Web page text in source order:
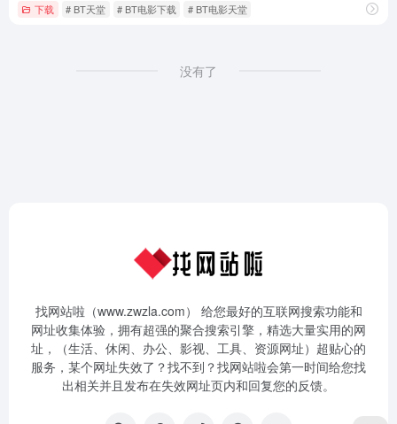
下载 # BT天堂 # BT电影下载 # BT电影天堂
没有了
找网站啦（www.zwzla.com） 给您最好的互联网搜索功能和
网址收集体验，拥有超强的聚合搜索引擎，精选大量实用的网
址，（生活、休闲、办公、影视、工具、资源网址）超贴心的
服务，某个网址失效了？找不到？找网站啦会第一时间给您找
出相关并且发布在失效网址页内和回复您的反馈。